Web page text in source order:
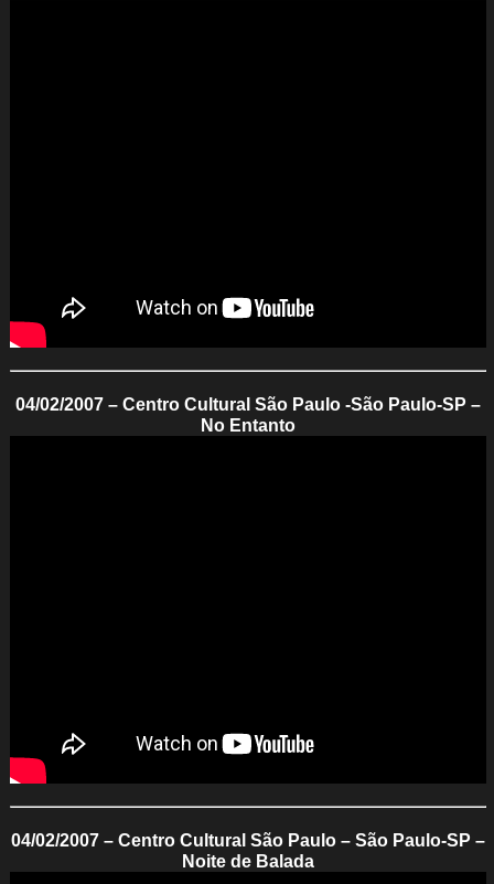
04/02/2007 – Centro Cultural São Paulo -São Paulo-SP –
No Entanto
04/02/2007 – Centro Cultural São Paulo – São Paulo-SP –
Noite de Balada